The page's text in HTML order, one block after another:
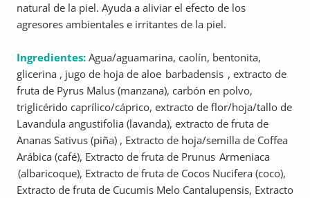
natural de la piel. Ayuda a aliviar el efecto de los
agresores ambientales e irritantes de la piel.
Ingredientes: Agua/aguamarina, caolín, bentonita,
glicerina , jugo de hoja de aloe barbadensis , extracto de
fruta de Pyrus Malus (manzana), carbón en polvo,
triglicérido caprílico/cáprico, extracto de flor/hoja/tallo de
Lavandula angustifolia (lavanda), extracto de fruta de
Ananas Sativus (piña) , Extracto de hoja/semilla de Coffea
Arábica (café), Extracto de fruta de Prunus Armeniaca
(albaricoque), Extracto de fruta de Cocos Nucifera (coco),
Extracto de fruta de Cucumis Melo Cantalupensis, Extracto